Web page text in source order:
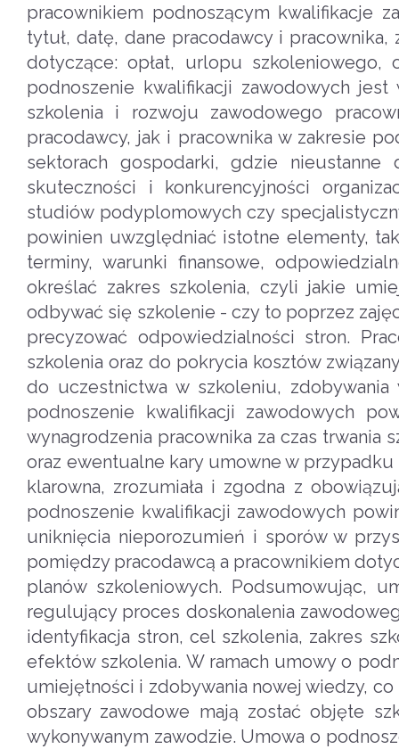
pracownikiem podnoszącym kwalifikacje
tytuł, datę, dane pracodawcy i
dotyczące: opłat, urlopu
podnoszenie kwalifikacji zawodowych
szkolenia i rozwoju zawodowego
pracodawcy, jak i pracownika w zakresie
sektorach gospodarki, gdzie
skuteczności i konkurencyjności
studiów podyplomowych czy
powinien uwzględniać istotne elementy,
terminy, warunki finansowe,
określać zakres szkolenia, czyli jakie
odbywać się szkolenie - czy to poprzez
precyzować odpowiedzialności stron.
szkolenia oraz do pokrycia kosztów
do uczestnictwa w szkoleniu,
podnoszenie kwalifikacji zawodowych
wynagrodzenia pracownika za czas trwania
oraz ewentualne kary umowne w
klarowna, zrozumiała i zgodna z
podnoszenie kwalifikacji zawodowych
uniknięcia nieporozumień i sporów w
pomiędzy pracodawcą a pracownikiem
planów szkoleniowych. Podsumowując,
regulujący proces doskonalenia
identyfikacja stron, cel szkolenia, zakres
efektów szkolenia. W ramach umowy o
umiejętności i zdobywania nowej wiedzy,
obszary zawodowe mają zostać objęte
wykonywanym zawodzie. Umowa o